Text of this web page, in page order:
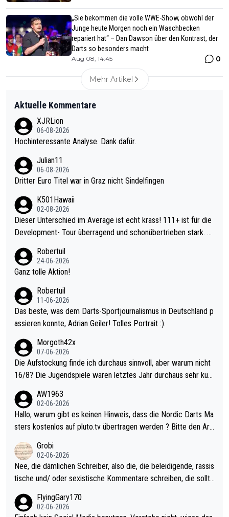
„Sie bekommen die volle WWE-Show, obwohl der
Junge heute Morgen noch ein Waschbecken
repariert hat“ – Dan Dawson über den Kontrast, der
Darts so besonders macht
Aug 08, 14:45 0
Mehr Artikel
Aktuelle Kommentare
XJRLion
06-08-2026
Hochinteressante Analyse. Dank dafür.
Julian11
06-08-2026
Dritter Euro Titel war in Graz nicht Sindelfingen
K501Hawaii
02-08-2026
Dieser Unterschied im Average ist echt krass! 111+ ist für die
Development- Tour überragend und schonübertrieben stark. U
mal 40+ erst recht. Da gewinnst keinen Blumentopf - ist ja noc
h krasser wie ein Pokalspiel eines Kreisligisten vs einem Bund
Robertuil
24-06-2026
Ganz tolle Aktion!
Robertuil
11-06-2026
Das beste, was dem Darts-Sportjournalismus in Deutschland p
assieren konnte, Adrian Geiler! Tolles Portrait :).
Morgoth42x
07-06-2026
Die Aufstockung finde ich durchaus sinnvoll, aber warum nicht
16/8? Die Jugendspiele waren letztes Jahr durchaus sehr kurz
Allerdings ist Mitchell Lawrie als Nummer 1 der Welt eh qualifi
ziert. Somit ändert die automatische Qualifikation des Weltmei
sters erstmal nichts. Ich denke sie wollen damit für nächstes J
ohl wenig WDF Turniere spielen. Dies war bei Archie Self letzt
es Jahr der Fall. Er musste als amtierender Weltmeister durch
den Qualifier und ich glaube kaum, dass Mitchel sich das (in Ve
gas) antun würde, wenn er doch eigentlich die PDC-WM als Zi
el hat.
AW1963
02-06-2026
Hallo, warum gibt es keinen Hinweis, dass die Nordic Darts Ma
sters kostenlos auf pluto.tv übertragen werden ? Bitte den Arti
Grobi
02-06-2026
Nee, die dämlichen Schreiber, also die, die beleidigende, rassis
tische und/ oder sexistische Kommentare schreiben, die sollte
s Leben in den Griff kriegen. Nur eins wundert mich: Luke Little
r war doch neulich erst derjenige, der über Social Media GvV p
FlyingGary170
02-06-2026